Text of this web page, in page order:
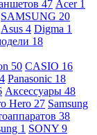
47 Acer 1
SAMSUNG 20
Asus 4 Digma 1
18
50 CASIO 16
4 Panasonic 18
Аксессуары 48
Hero 27 Samsung
38
1 SONY 9